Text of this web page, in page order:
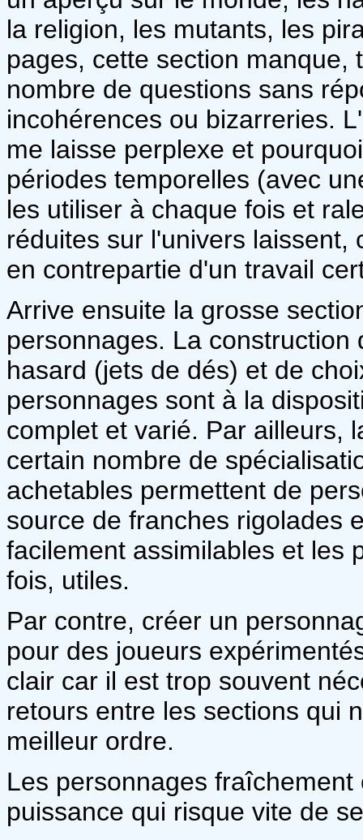
la religion, les mutants, les
pages, cette section manque,
nombre de questions sans
incohérences ou bizarreries.
me laisse perplexe et
périodes temporelles (avec
les utiliser à chaque fois et
réduites sur l'univers
en contrepartie d'un travail
Arrive ensuite la grosse
personnages. La
hasard (jets de dés) et de
personnages sont à la
complet et varié. Par ailleurs,
certain nombre de
achetables permettent de
source de franches rigolades
facilement assimilables et les
fois, utiles.
Par contre, créer un
pour des joueurs
clair car il est trop souvent
retours entre les sections qui
meilleur ordre.
Les personnages
puissance qui risque vite de